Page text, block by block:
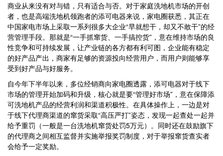
商业从来没有对与错，只有适合与否。对于家庭洗地机市场的开创
者，也是高端洗地机领跑者的添可电器来说，家电圈获悉，其正在
中国家电市场上采取一系列很多大企业“早就想干，却又不敢干”的经
营管理手段。那就是“一手抓窜货、一手搞控货”，意在维持市场的良
性竞争和可持续发展，让产业链的各方都有利可图，企业能有稳定
的好产品产出，商家有足够的资源投向经营用户，而用户则能够享
受到好产品与好服务。
自今年下半年以来，多位经销商向家电圈透露，添可电器对于线下
市场的管理开始加码和升级，核心就是要“管理好市场”，意在保障添
可洗地机产品的经营利润和渠道积极性。在具体操作上，一边是对
于线下代理商渠道的窜货采取“高压严打”姿态，发现一起查处一起并
给予重罚（一般是一台洗地机窜货处罚5万元）。同时还在鼓励旗下
的代理商之间相互监督并实施举报奖罚制度，对于举报窜货查实者
会给予一定奖励。